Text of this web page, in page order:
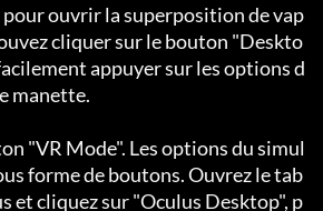
ouvrir la superposition de vap
cliquer sur le bouton "Deskto
appuyer sur les options d
manette.
"VR Mode". Les options du simul
forme de boutons. Ouvrez le tab
et cliquez sur "Oculus Desktop", p